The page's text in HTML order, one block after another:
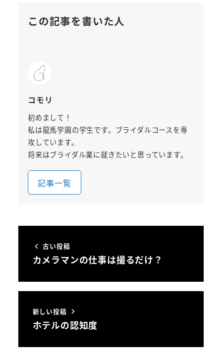
この記事を書いた人
コモリ
初めまして！
私は龍馬学園の学生です。ブライダルコースを専
攻しています。
将来はブライダル業に就きたいと思っています。
記事一覧
古い投稿
カメラマンの仕事は撮るだけ？
新しい投稿
ホテルの認知度